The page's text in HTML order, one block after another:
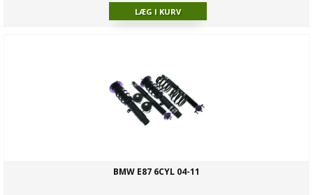
BMW E87 6CYL 04-11